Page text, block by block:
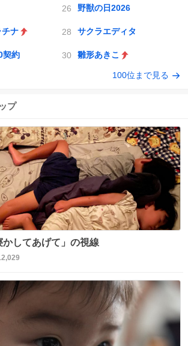
野獣の日2026
チナ サクラエディタ
契約 雛形あきこ
100位まで見る
プ
かしてあげて」の視線